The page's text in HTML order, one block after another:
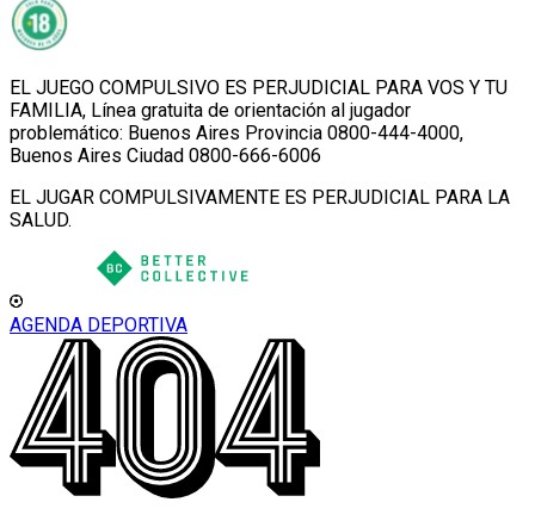
EL JUEGO COMPULSIVO ES PERJUDICIAL PARA VOS Y TU
FAMILIA, Línea gratuita de orientación al jugador
problemático: Buenos Aires Provincia 0800-444-4000,
Buenos Aires Ciudad 0800-666-6006
EL JUGAR COMPULSIVAMENTE ES PERJUDICIAL PARA LA
SALUD.
AGENDA DEPORTIVA